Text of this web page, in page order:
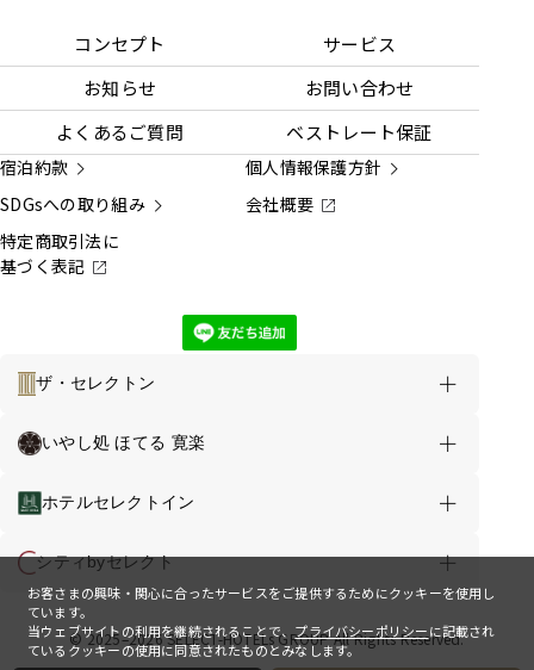
メニュー
サービス 新規会員登録 ホテル一覧
コンセプト
サービス
お知らせ
お問い合わせ
よくあるご質問
ベストレート保証
宿泊約款
個人情報保護方針
SDGsへの取り組み
会社概要
特定商取引法に
基づく表記
ザ・セレクトン
いやし処 ほてる 寛楽
ホテルセレクトイン
シティbyセレクト
© 2025–2026 SELECT-HOTELs GROUP All Rights Reserved.
お客さまの興味・関心に合ったサービスをご提供するためにクッキーを使用し
ています。
当ウェブサイトの利用を継続されることで、プライバシーポリシーに記載され
ているクッキーの使用に同意されたものとみなします。